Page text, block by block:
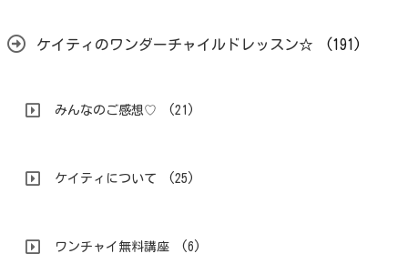
ケイティのワンダーチャイルドレッスン☆ (191)
みんなのご感想♡ (21)
ケイティについて (25)
ワンチャイ無料講座 (6)